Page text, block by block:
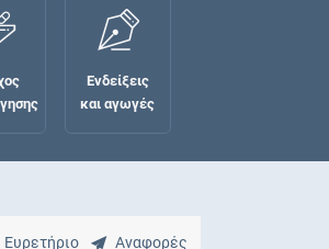
Ενδείξεις
και αγωγές
Ευρετήριο Αναφορές